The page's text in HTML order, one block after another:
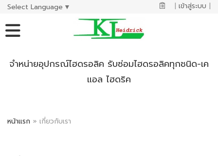
Select Language ▼ | เข้าสู่ระบบ |
จำหน่ายอุปกรณ์ไฮดรอลิค รับซ่อมไฮดรอลิคทุกชนิด-เค
แอล ไฮดริค
หน้าแรก » เกี่ยวกับเรา